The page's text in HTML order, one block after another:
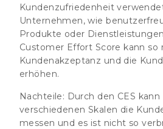
Kundenzufriedenheit
Unternehmen, wie
Produkte oder
Customer Effort Score kann so
Kundenakzeptanz und die
erhöhen.
Nachteile: Durch den CES
verschiedenen Skalen die
messen und es ist nicht so